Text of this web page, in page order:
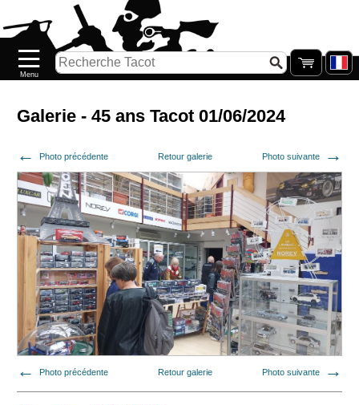
Galerie - 45 ans Tacot 01/06/2024
Photo précédente Retour galerie Photo suivante
Photo précédente Retour galerie Photo suivante
Nouveautés
Catalogue/Stock
PETITS
PRIX
Réassort
Seconde
main
Galerie